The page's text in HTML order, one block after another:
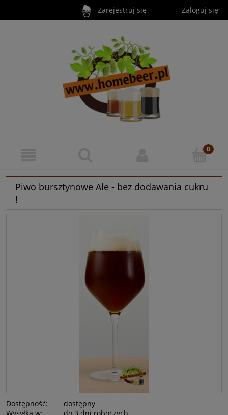
Zarejestruj się Zaloguj się
Piwo bursztynowe Ale - bez dodawania cukru
!
Dostępność:
dostępny